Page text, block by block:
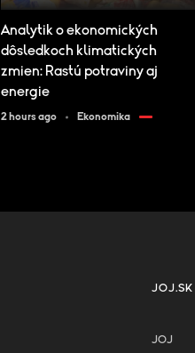
Analytik o ekonomických
dôsledkoch klimatických
zmien: Rastú potraviny aj
energie
2 hours ago Ekonomika
JOJ.SK
JOJ